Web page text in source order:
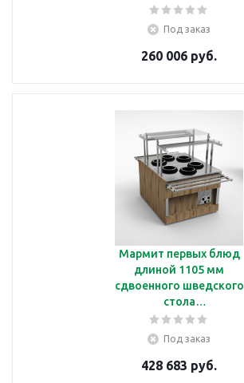
Челябторгтехника
RN41А2
Под заказ
260 006 руб.
Мармит первых блюд
длиной 1105 мм
сдвоенного шведского
стола
Челябторгтехника
RМ42АD2
Под заказ
428 683 руб.